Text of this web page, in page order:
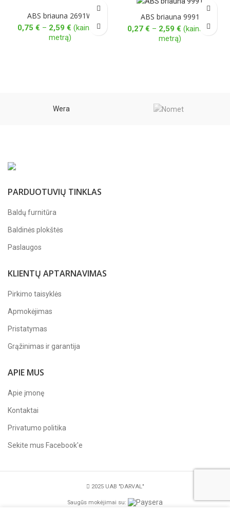
ABS briauna 2691W
0,75 € – 2,59 €Price
range:
(kaina už
metrą)
ABS briauna 9991
0,27 € – 2,59 €Price
range:
(kaina už
metrą)
Wera
PARDUOTUVIŲ TINKLAS
Baldų furnitūra
Baldinės plokštės
Paslaugos
KLIENTŲ APTARNAVIMAS
Pirkimo taisyklės
Apmokėjimas
Pristatymas
Grąžinimas ir garantija
APIE MUS
Apie įmonę
Kontaktai
Privatumo politika
Sekite mus Facebook'e
2025 UAB "DARVAL"
Saugūs mokėjimai su: